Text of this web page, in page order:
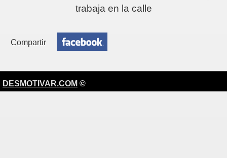
trabaja en la calle
Compartir
DESMOTIVAR.COM ©